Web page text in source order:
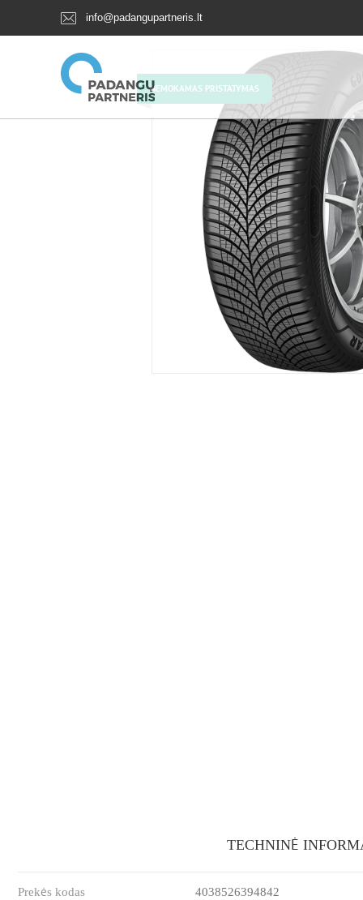
info@padangupartneris.lt
NEMOKAMAS PRISTATYMAS
TECHNINĖ
Prekės kodas 4038526394842